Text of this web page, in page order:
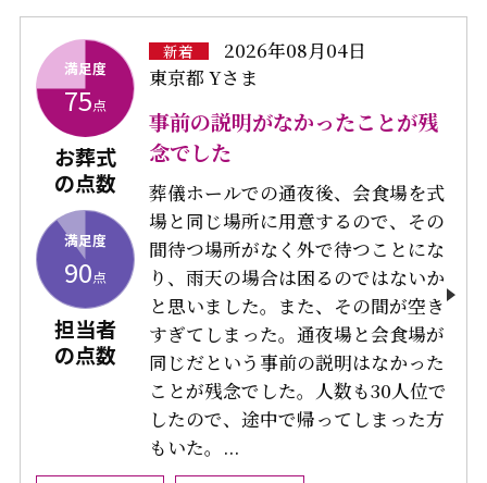
満足度
75点
お葬式
の点数
満足度
90点
担当者
の点数
新着
2026年08月04日
東京都 Yさま
事前の説明がなかったことが残
念でした
葬儀ホールでの通夜後、会食場を式
場と同じ場所に用意するので、その
間待つ場所がなく外で待つことにな
り、雨天の場合は困るのではないか
と思いました。また、その間が空き
すぎてしまった。通夜場と会食場が
同じだという事前の説明はなかった
ことが残念でした。人数も30人位で
したので、途中で帰ってしまった方
もいた。...